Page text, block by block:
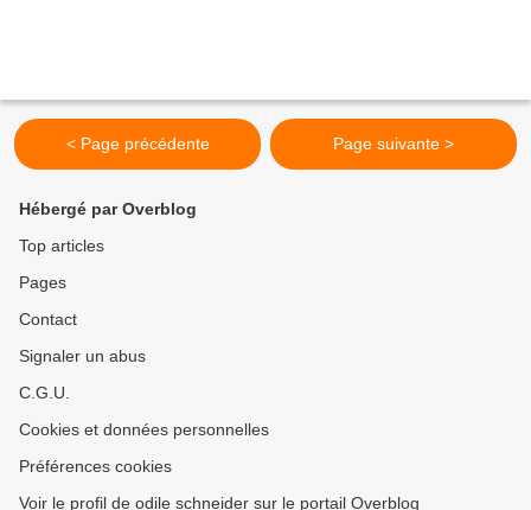
< Page précédente Page suivante >
Hébergé par Overblog
Top articles
Pages
Contact
Signaler un abus
C.G.U.
Cookies et données personnelles
Préférences cookies
Voir le profil de odile schneider sur le portail Overblog